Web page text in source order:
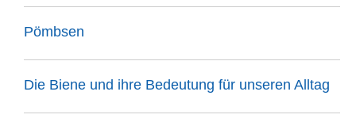
Pömbsen
Die Biene und ihre Bedeutung für unseren Alltag